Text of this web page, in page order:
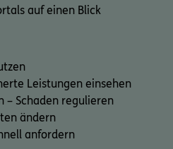
auf einen Blick
Leistungen einsehen
– Schaden regulieren
ändern
anfordern